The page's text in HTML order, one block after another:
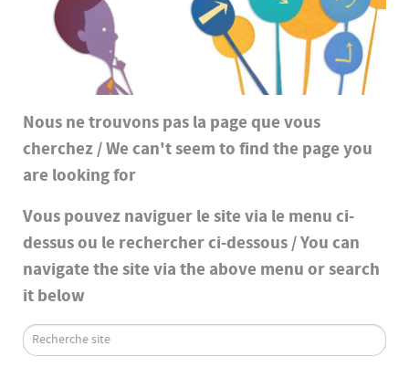
Nous ne trouvons pas la page que vous
cherchez / We can't seem to find the page you
are looking for
Vous pouvez naviguer le site via le menu ci-
dessus ou le rechercher ci-dessous / You can
navigate the site via the above menu or search
it below
search-
box